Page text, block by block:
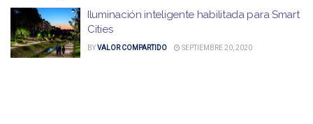
Iluminación inteligente habilitada para Smart
Cities
BYVALOR COMPARTIDO SEPTIEMBRE 20, 2020